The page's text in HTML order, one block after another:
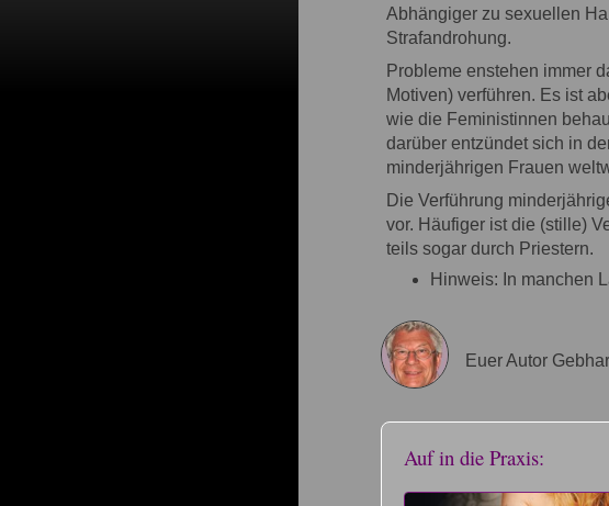
Abhängiger zu sexuellen
Strafandrohung.
Probleme enstehen immer
Motiven) verführen. Es ist
wie die Feministinnen
darüber entzündet sich in
minderjährigen Frauen
Die Verführung
vor. Häufiger ist die (stille)
teils sogar durch Priestern.
Hinweis: In manchen
Euer Autor
Auf in die Praxis: